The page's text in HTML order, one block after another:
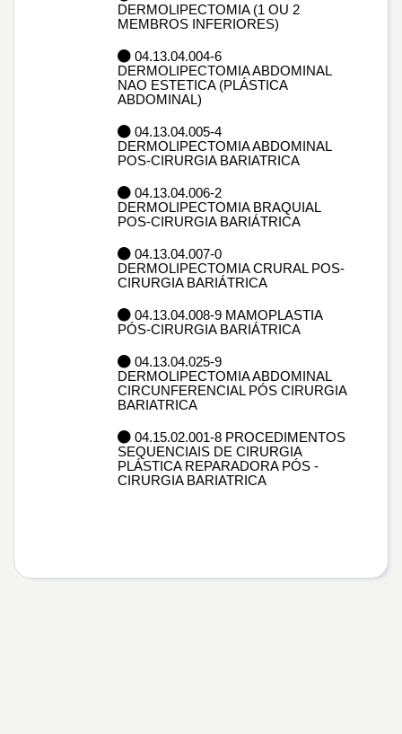
DERMOLIPECTOMIA (1 OU 2
MEMBROS INFERIORES)
04.13.04.004-6
DERMOLIPECTOMIA ABDOMINAL
NAO ESTETICA (PLÁSTICA
ABDOMINAL)
04.13.04.005-4
DERMOLIPECTOMIA ABDOMINAL
POS-CIRURGIA BARIATRICA
04.13.04.006-2
DERMOLIPECTOMIA BRAQUIAL
POS-CIRURGIA BARIÁTRICA
04.13.04.007-0
DERMOLIPECTOMIA CRURAL POS-
CIRURGIA BARIÁTRICA
04.13.04.008-9 MAMOPLASTIA
PÓS-CIRURGIA BARIÁTRICA
04.13.04.025-9
DERMOLIPECTOMIA ABDOMINAL
CIRCUNFERENCIAL PÓS CIRURGIA
BARIATRICA
04.15.02.001-8 PROCEDIMENTOS
SEQUENCIAIS DE CIRURGIA
PLÁSTICA REPARADORA PÓS -
CIRURGIA BARIATRICA